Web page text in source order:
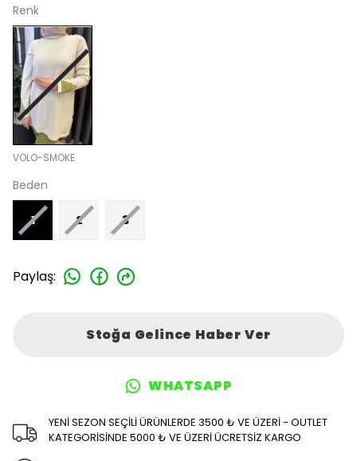
Renk
VOLO-SMOKE
Beden
1 2 3
Paylaş:
Stoğa Gelince Haber Ver
WHATSAPP
YENİ SEZON SEÇİLİ ÜRÜNLERDE 3500 ₺ VE ÜZERİ - OUTLET
KATEGORİSİNDE 5000 ₺ VE ÜZERİ ÜCRETSİZ KARGO